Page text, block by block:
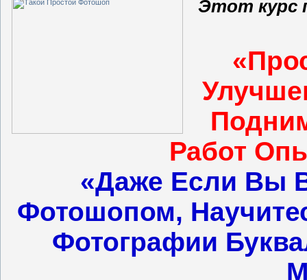
Этот курс
Работ
«Даже Если Вы
Фотошопом,
Фотографии